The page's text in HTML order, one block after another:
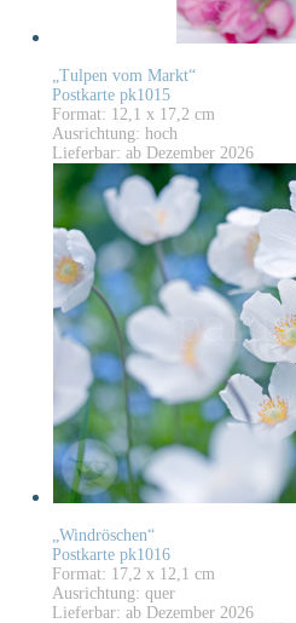
„Tulpen vom Markt“
Postkarte pk1015
Format: 12,1 x 17,2 cm
Ausrichtung: hoch
Lieferbar: ab Dezember 2026
„Windröschen“
Postkarte pk1016
Format: 17,2 x 12,1 cm
Ausrichtung: quer
Lieferbar: ab Dezember 2026